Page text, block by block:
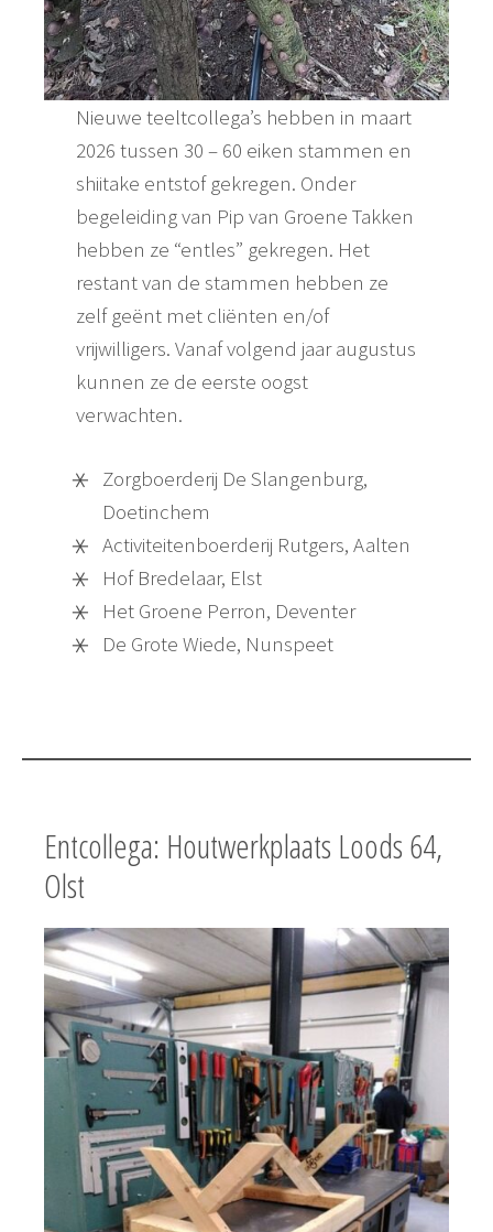
Nieuwe teeltcollega’s hebben in maart
2026 tussen 30 – 60 eiken stammen en
shiitake entstof gekregen. Onder
begeleiding van Pip van Groene Takken
hebben ze “entles” gekregen. Het
restant van de stammen hebben ze
zelf geënt met cliënten en/of
vrijwilligers. Vanaf volgend jaar augustus
kunnen ze de eerste oogst
verwachten.
Zorgboerderij De Slangenburg,
Doetinchem
Activiteitenboerderij Rutgers, Aalten
Hof Bredelaar, Elst
Het Groene Perron, Deventer
De Grote Wiede, Nunspeet
Entcollega: Houtwerkplaats Loods 64,
Olst